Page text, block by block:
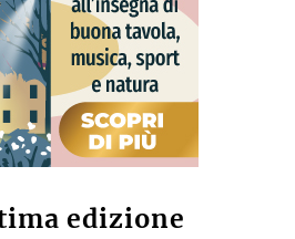
edizione